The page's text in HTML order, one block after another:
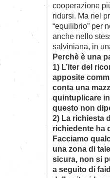
cooperazione
ridursi. Ma nel
“equilibrio” per
anche nello
salviniana, in
Perchè è una
1) L’iter del
apposite
conta una
quintuplicare
questo non
2) La richiesta
richiedente ha
Facciamo
una zona di
sicura, non si
a seguito di